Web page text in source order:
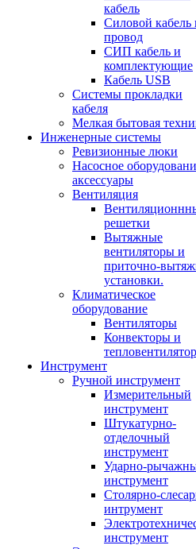
кабель
Силовой кабель
провод
СИП кабель и
комплектующие
Кабель USB
Системы прокладки
кабеля
Мелкая бытовая
Инженерные системы
Ревизионные люки
Насосное
аксессуары
Вентиляция
решетки
Вытяжные
вентиляторы и
приточно-
установки.
Климатическое
оборудование
Вентиляторы
Конвекторы и
Инструмент
Ручной инструмент
Измерительный
инструмент
Штукатурно-
отделочный
инструмент
Ударно-
инструмент
Столярно-
интрумент
инструмент